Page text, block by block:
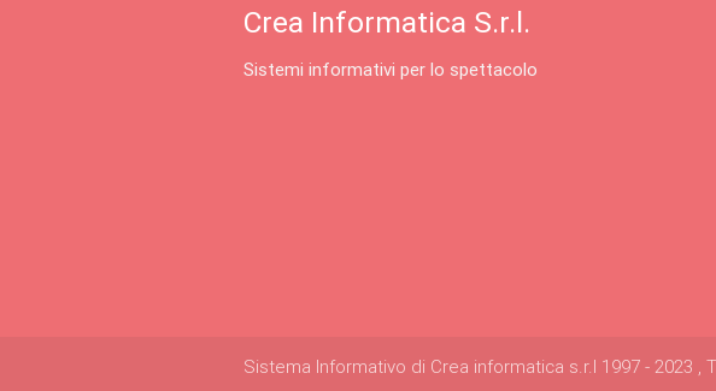
Crea Informatica S.r.l.
Sistemi informativi per lo spettacolo
Sistema Informativo di Crea informatica s.r.l 1997 - 2023 ,